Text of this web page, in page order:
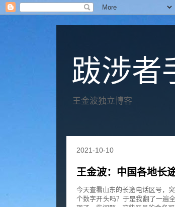
跋涉者
王金波独立博客
2021-10-10
王金波：中国各地长
今天查看山东的长途电话区号，
个数字开头吗？于是我翻了一遍